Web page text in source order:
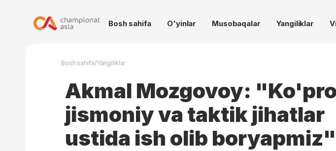
Bosh sahifa O'yinlar Musobaqalar Yangiliklar
Bosh sahifa/Yangiliklar
Akmal Mozgovoy:
jismoniy va taktik jihatlar
ustida ish olib boryapmiz"